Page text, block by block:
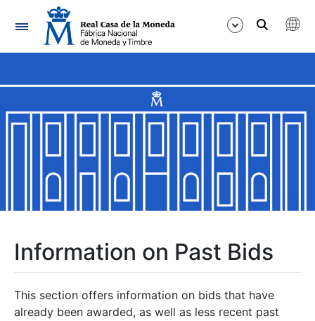
Navigation
Show/Hide
Show/Hide
Show/Hide
Information on Past Bids
This section offers information on bids that have
already been awarded, as well as less recent past